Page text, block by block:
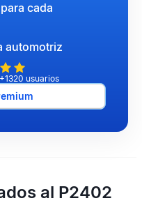
cada
automotriz
usuarios
al P2402